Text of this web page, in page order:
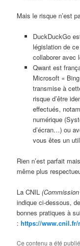
Mais le risque n’est
DuckDuckGo
législation de
collaborer avec
Qwant est
Microsoft «
transmise à
risque d’être
effectués,
numérique
d’écran…) ou
vous êtes un
Rien n’est parfait
même plus
La CNIL
indique ci-dessous,
bonnes pratiques à
:https://www.cnil.fr/
Ce contenu a été